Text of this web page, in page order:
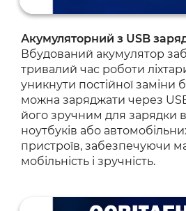
Акумуляторний з USB
Вбудований акумулятор
тривалий час роботи
уникнути постійної заміни
можна заряджати через
його зручним для зарядки
ноутбуків або
пристроїв, забезпечуючи
мобільність і зручність.